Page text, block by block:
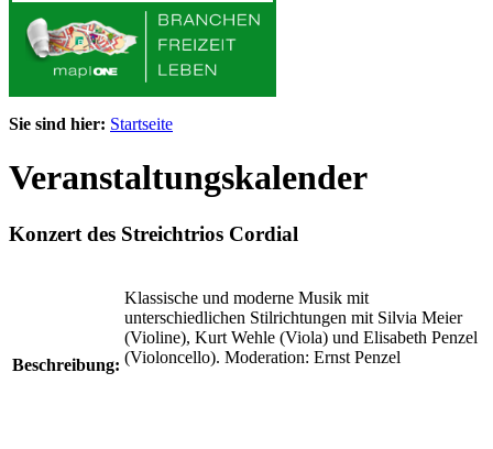
Sie sind hier: Startseite
Veranstaltungskalender
Konzert des Streichtrios Cordial
Beschreibung:
Klassische und moderne Musik mit
unterschiedlichen Stilrichtungen mit Silvia Meier
(Violine), Kurt Wehle (Viola) und Elisabeth Penzel
(Violoncello). Moderation: Ernst Penzel